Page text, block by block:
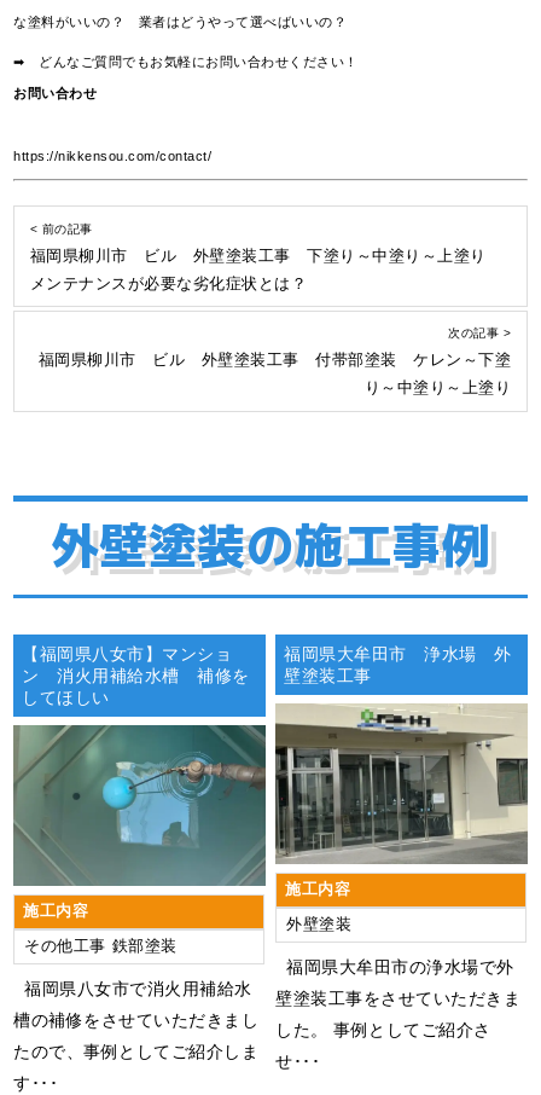
な塗料がいいの？ 業者はどうやって選べばいいの？
➡ どんなご質問でもお気軽にお問い合わせください！
お問い合わせ
https://nikkensou.com/contact/
< 前の記事
福岡県柳川市 ビル 外壁塗装工事 下塗り～中塗り～上塗り
メンテナンスが必要な劣化症状とは？
次の記事 >
福岡県柳川市 ビル 外壁塗装工事 付帯部塗装 ケレン～下塗
り～中塗り～上塗り
外壁塗装の施工事例
【福岡県八女市】マンショ
ン 消火用補給水槽 補修を
してほしい
施工内容
その他工事 鉄部塗装
福岡県八女市で消火用補給水
槽の補修をさせていただきまし
たので、事例としてご紹介しま
す･･･
福岡県大牟田市 浄水場 外
壁塗装工事
施工内容
外壁塗装
福岡県大牟田市の浄水場で外
壁塗装工事をさせていただきま
した。 事例としてご紹介さ
せ･･･